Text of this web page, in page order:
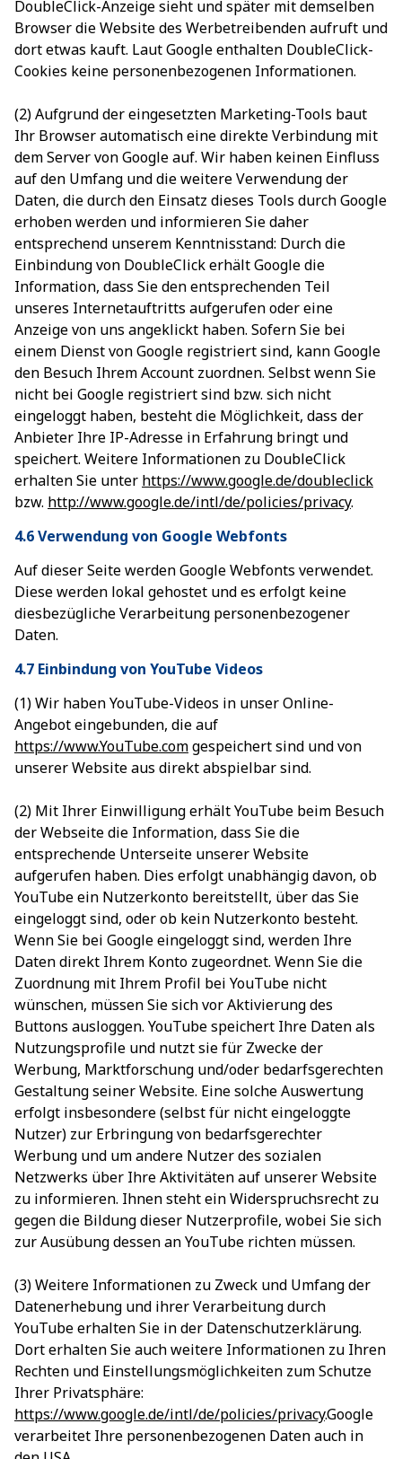
DoubleClick-Anzeige sieht und später mit demselben
Browser die Website des Werbetreibenden aufruft und
dort etwas kauft. Laut Google enthalten DoubleClick-
Cookies keine personenbezogenen Informationen.
(2) Aufgrund der eingesetzten Marketing-Tools baut
Ihr Browser automatisch eine direkte Verbindung mit
dem Server von Google auf. Wir haben keinen Einfluss
auf den Umfang und die weitere Verwendung der
Daten, die durch den Einsatz dieses Tools durch Google
erhoben werden und informieren Sie daher
entsprechend unserem Kenntnisstand: Durch die
Einbindung von DoubleClick erhält Google die
Information, dass Sie den entsprechenden Teil
unseres Internetauftritts aufgerufen oder eine
Anzeige von uns angeklickt haben. Sofern Sie bei
einem Dienst von Google registriert sind, kann Google
den Besuch Ihrem Account zuordnen. Selbst wenn Sie
nicht bei Google registriert sind bzw. sich nicht
eingeloggt haben, besteht die Möglichkeit, dass der
Anbieter Ihre IP-Adresse in Erfahrung bringt und
speichert. Weitere Informationen zu DoubleClick
erhalten Sie unter https://www.google.de/doubleclick
bzw. http://www.google.de/intl/de/policies/privacy.
4.6 Verwendung von Google Webfonts
Auf dieser Seite werden Google Webfonts verwendet.
Diese werden lokal gehostet und es erfolgt keine
diesbezügliche Verarbeitung personenbezogener
Daten.
4.7 Einbindung von YouTube Videos
(1) Wir haben YouTube-Videos in unser Online-
Angebot eingebunden, die auf
https://www.YouTube.comgespeichert sind und von
unserer Website aus direkt abspielbar sind.
(2) Mit Ihrer Einwilligung erhält YouTube beim Besuch
der Webseite die Information, dass Sie die
entsprechende Unterseite unserer Website
aufgerufen haben. Dies erfolgt unabhängig davon, ob
YouTube ein Nutzerkonto bereitstellt, über das Sie
eingeloggt sind, oder ob kein Nutzerkonto besteht.
Wenn Sie bei Google eingeloggt sind, werden Ihre
Daten direkt Ihrem Konto zugeordnet. Wenn Sie die
Zuordnung mit Ihrem Profil bei YouTube nicht
wünschen, müssen Sie sich vor Aktivierung des
Buttons ausloggen. YouTube speichert Ihre Daten als
Nutzungsprofile und nutzt sie für Zwecke der
Werbung, Marktforschung und/oder bedarfsgerechten
Gestaltung seiner Website. Eine solche Auswertung
erfolgt insbesondere (selbst für nicht eingeloggte
Nutzer) zur Erbringung von bedarfsgerechter
Werbung und um andere Nutzer des sozialen
Netzwerks über Ihre Aktivitäten auf unserer Website
zu informieren. Ihnen steht ein Widerspruchsrecht zu
gegen die Bildung dieser Nutzerprofile, wobei Sie sich
zur Ausübung dessen an YouTube richten müssen.
(3) Weitere Informationen zu Zweck und Umfang der
Datenerhebung und ihrer Verarbeitung durch
YouTube erhalten Sie in der Datenschutzerklärung.
Dort erhalten Sie auch weitere Informationen zu Ihren
Rechten und Einstellungsmöglichkeiten zum Schutze
Ihrer Privatsphäre:
https://www.google.de/intl/de/policies/privacy.Google
verarbeitet Ihre personenbezogenen Daten auch in